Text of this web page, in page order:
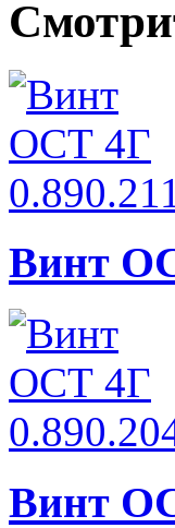
Винт
Винт